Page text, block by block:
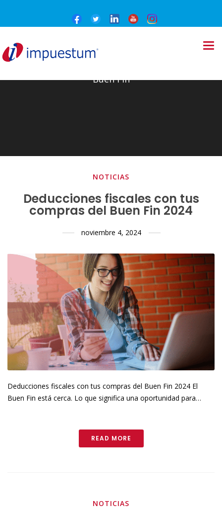
Buen Fin
NOTICIAS
Deducciones fiscales con tus
compras del Buen Fin 2024
noviembre 4, 2024
Deducciones fiscales con tus compras del Buen Fin 2024 El
Buen Fin está cerca. Lo que significa una oportunidad para…
READ MORE
NOTICIAS